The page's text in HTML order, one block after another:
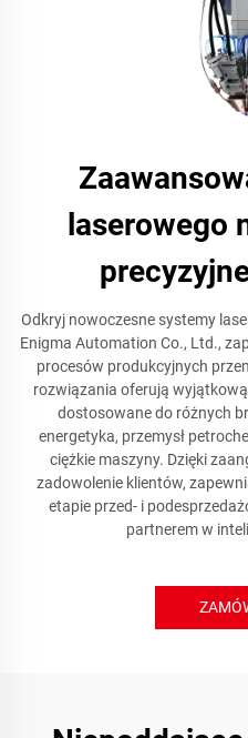
laserowego
Odkryj nowoczesne systemy
Enigma Automation Co., Ltd.,
procesów produkcyjnych
rozwiązania oferują
dostosowane do różnych
energetyka, przemysł
ciężkie maszyny. Dzięki
zadowolenie klientów,
etapie przed- i
partnerem w